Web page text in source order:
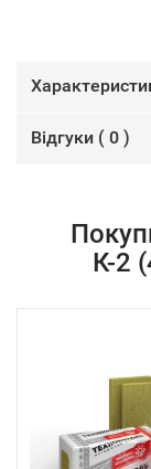
Відгуки ( 0 )
К-2